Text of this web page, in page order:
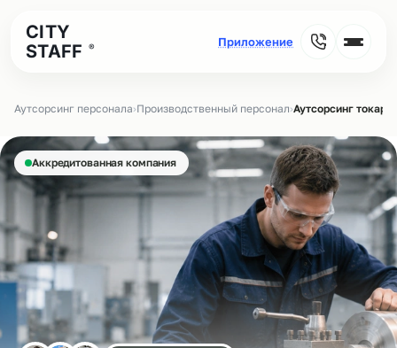
CITY
STAFF
®
Аутсорсинг персонала›Производственный персонал›Аутсорсинг
Аккредитованная компания